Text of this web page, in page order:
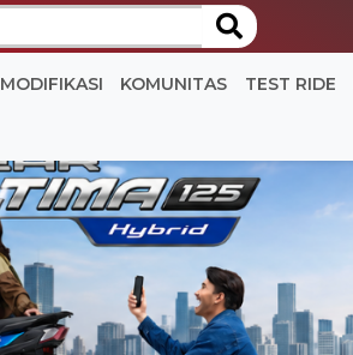
MODIFIKASI KOMUNITAS TEST RIDE